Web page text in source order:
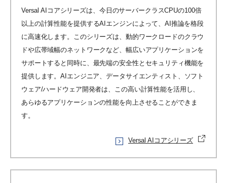
Versal AIコアシリーズは、今日のサーバークラスCPUの100倍
以上の計算性能を提供するAIエンジンによって、AI推論を格段
に高速化します。このシリーズは、動的ワークロードのクラウ
ドや広帯域幅のネットワークなど、幅広いアプリケーションを
サポートすると同時に、最先端の安全性とセキュリティ機能を
提供します。AIエンジニア、データサイエンティスト、ソフト
ウェア/ハードウェア開発者は、この高い計算性能を活用し、
あらゆるアプリケーションの性能を向上させることができま
す。
Versal AIコアシリーズ